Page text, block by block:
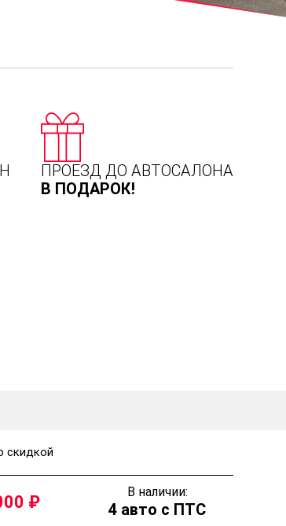
ПРОЕЗД ДО АВТОСАЛОНА
В ПОДАРОК!
скидкой
В наличии:
4 авто с ПТС